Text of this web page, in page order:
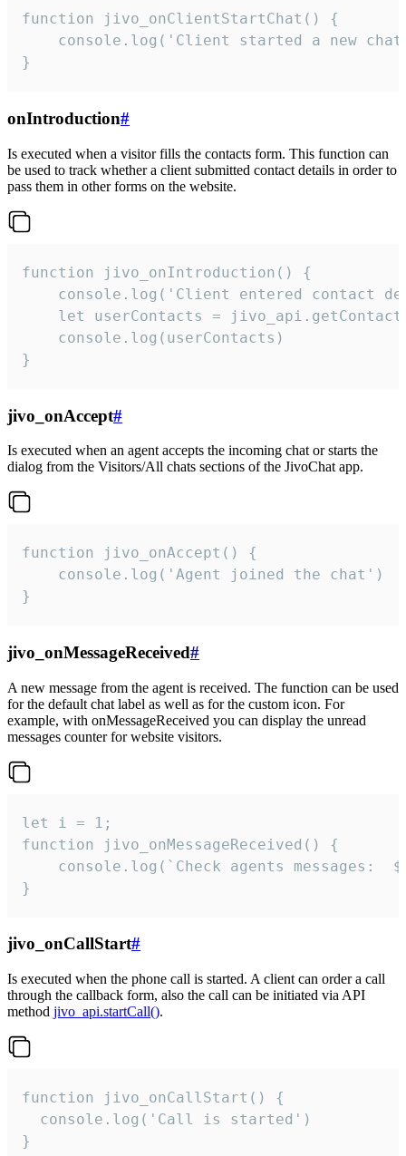
function jivo_onClientStartChat() {
console.log('Client started a new
}
onIntroduction#
Is executed when a visitor fills the contacts form. This function can
be used to track whether a client submitted contact details in order to
pass them in other forms on the website.
function jivo_onIntroduction() {
console.log('Client entered contact
let userContacts =
    console.log(userContacts)
}
jivo_onAccept#
Is executed when an agent accepts the incoming chat or starts the
dialog from the Visitors/All chats sections of the JivoChat app.
function jivo_onAccept() {
}
jivo_onMessageReceived#
A new message from the agent is received. The function can be used
for the default chat label as well as for the custom icon. For
example, with onMessageReceived you can display the unread
messages counter for website visitors.
let i = 1;
function jivo_onMessageReceived() {
}
jivo_onCallStart#
Is executed when the phone call is started. A client can order a call
through the callback form, also the call can be initiated via API
method jivo_api.startCall().
function jivo_onCallStart() {
  console.log('Call is started')
}